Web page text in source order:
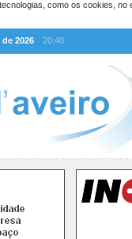
como os cookies,
2026
20:40